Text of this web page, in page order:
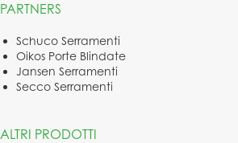
PARTNERS
Schuco Serramenti
Oikos Porte Blindate
Jansen Serramenti
Secco Serramenti
ALTRI PRODOTTI